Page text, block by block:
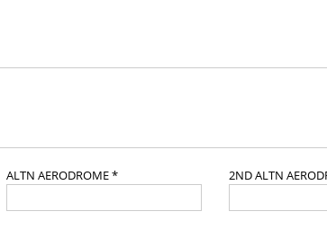
ALTN AERODROME * 2ND ALTN